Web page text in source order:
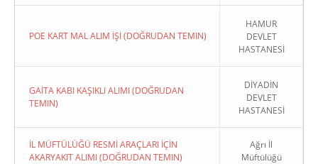
POE KART MAL ALIM İŞİ (DOĞRUDAN TEMIN)
HAMUR
DEVLET
HASTANESİ
GAİTA KABI KAŞIKLI ALIMI (DOĞRUDAN
TEMIN)
DİYADİN
DEVLET
HASTANESİ
İL MÜFTÜLÜĞÜ RESMİ ARAÇLARI İÇİN
AKARYAKIT ALIMI (DOĞRUDAN TEMIN)
Ağrı İl
Müftülüğü